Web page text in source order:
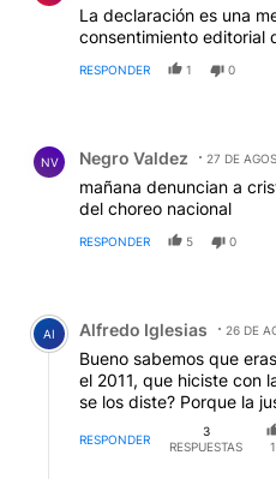
La declaración es una
consentimiento editorial
RESPONDER 1 0
NV Negro Valdez 27 DE
mañana denuncian a
del choreo nacional
RESPONDER 5 0
Comentario de Alfredo
AI Alfredo Iglesias 26 DE
Bueno sabemos que
el 2011, que hiciste con
se los diste? Porque la
RESPONDER
3
RESPUESTAS
1